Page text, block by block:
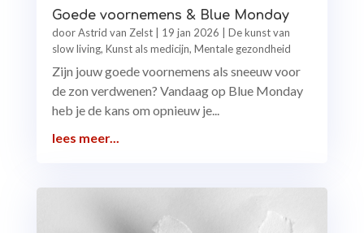
Goede voornemens & Blue Monday
doorAstrid van Zelst| 19 jan 2026
De kunst van
slow living, Kunst als medicijn, Mentale gezondheid
Zijn jouw goede voornemens als sneeuw voor
de zon verdwenen? Vandaag op Blue Monday
heb je de kans om opnieuw je...
lees meer...